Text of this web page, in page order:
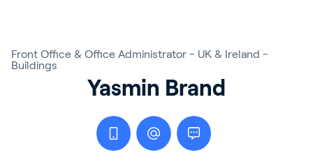
Front Office & Office Administrator - UK & Ireland -
Buildings
Yasmin Brand